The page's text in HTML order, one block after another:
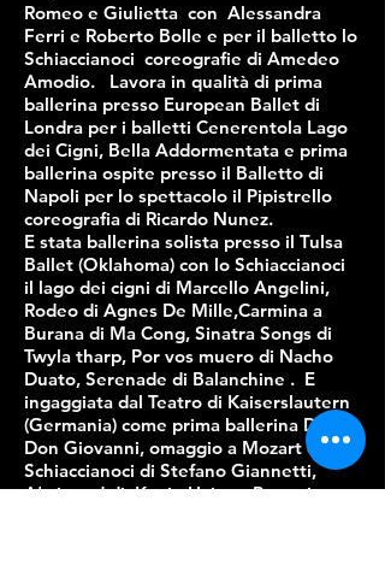
Romeo e Giulietta con Alessandra
Ferri e Roberto Bolle e per il balletto lo
Schiaccianoci coreografie di Amedeo
Amodio. Lavora in qualità di prima
ballerina presso European Ballet di
Londra per i balletti Cenerentola Lago
dei Cigni, Bella Addormentata e prima
ballerina ospite presso il Balletto di
Napoli per lo spettacolo il Pipistrello
coreografia di Ricardo Nunez.
E stata ballerina solista presso il Tulsa
Ballet (Oklahoma) con lo Schiaccianoci
il lago dei cigni di Marcello Angelini,
Rodeo di Agnes De Mille,Carmina a
Burana di Ma Cong, Sinatra Songs di
Twyla tharp, Por vos muero di Nacho
Duato, Serenade di Balanchine . E
ingaggiata dal Teatro di Kaiserslautern
(Germania) come prima ballerina Danza
Don Giovanni, omaggio a Mozart e
Schiaccianoci di Stefano Giannetti,
A'winged di Kevin Haigen.Partecipa a